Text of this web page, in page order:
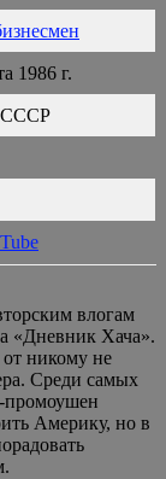
1986 г.
СССР
влогам
«Дневник Хача».
никому не
Среди самых
Америку, но в